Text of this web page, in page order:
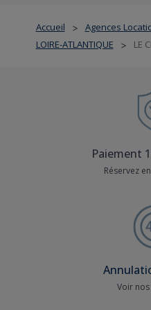
Accueil > Agences
LOIRE-ATLANTIQUE > LE
Paiement
Réservez
Voir